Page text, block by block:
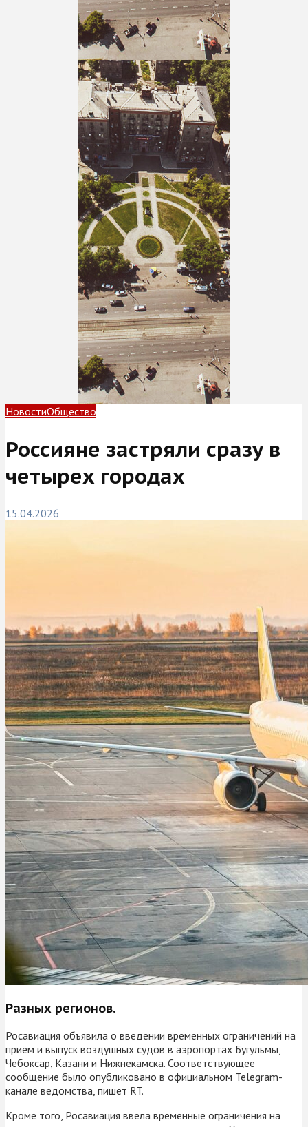
НовостиОбщество
Россияне застряли сразу в
четырех городах
15.04.2026
Разных регионов.
Росавиация объявила о введении временных ограничений на
приём и выпуск воздушных судов в аэропортах Бугульмы,
Чебоксар, Казани и Нижнекамска. Соответствующее
сообщение было опубликовано в официальном Telegram-
канале ведомства, пишет RT.
Кроме того, Росавиация ввела временные ограничения на